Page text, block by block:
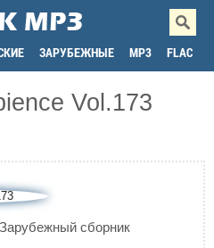
ЗАРУБЕЖНЫЕ MP3 FLAC
Vol.173
Зарубежный сборник